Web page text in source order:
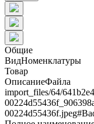
Общие
ВидНоменклатуры
Товар
ОписаниеФайла
import_files/64/